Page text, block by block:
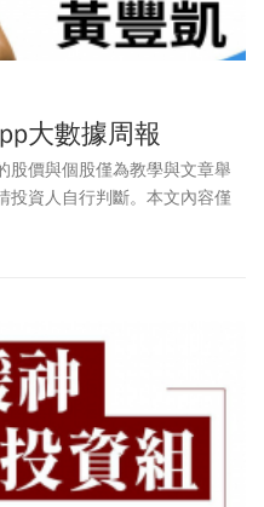
大數據周報
股價與個股僅為教學與文章舉
投資人自行判斷。本文內容僅
翻印、轉載，或以任何型態